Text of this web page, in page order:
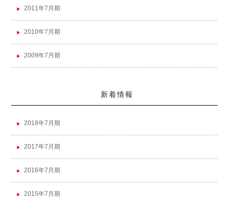
2011年7月期
2010年7月期
2009年7月期
新着情報
2018年7月期
2017年7月期
2016年7月期
2015年7月期